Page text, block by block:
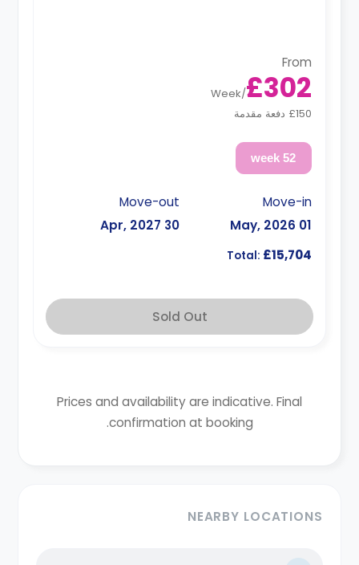
From
£302
/
Week
£150 دفعة مقدمة
52 week
Move-in
01 May, 2026
Move-out
30 Apr, 2027
Total: £15,704
Sold Out
Prices and availability are indicative. Final
confirmation at booking.
NEARBY LOCATIONS